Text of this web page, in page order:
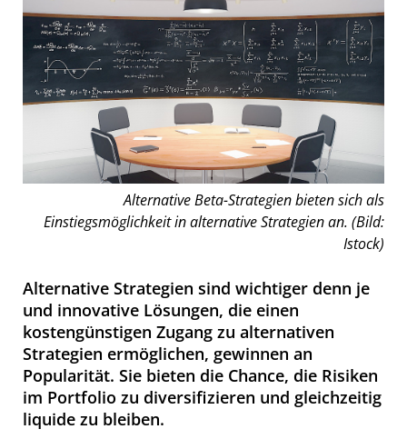
Alternative Beta-Strategien bieten sich als
Einstiegsmöglichkeit in alternative Strategien an. (Bild:
Istock)
Alternative Strategien sind wichtiger denn je
und innovative Lösungen, die einen
kostengünstigen Zugang zu alternativen
Strategien ermöglichen, gewinnen an
Popularität. Sie bieten die Chance, die Risiken
im Portfolio zu diversifizieren und gleichzeitig
liquide zu bleiben.